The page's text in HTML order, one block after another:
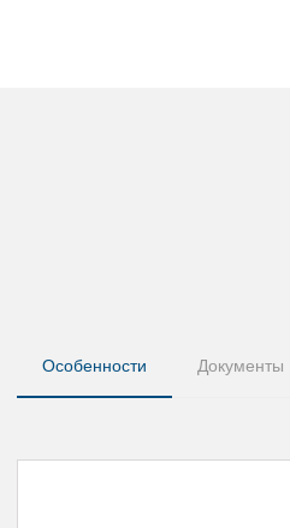
Особенности Документы